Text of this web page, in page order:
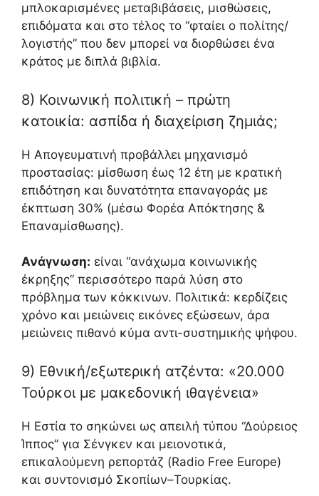
μπλοκαρισμένες μεταβιβάσεις, μισθώσεις,
επιδόματα και στο τέλος το “φταίει ο πολίτης/
λογιστής” που δεν μπορεί να διορθώσει ένα
κράτος με διπλά βιβλία.
8) Κοινωνική πολιτική – πρώτη
κατοικία: ασπίδα ή διαχείριση ζημιάς;
Η Απογευματινή προβάλλει μηχανισμό
προστασίας: μίσθωση έως 12 έτη με κρατική
επιδότηση και δυνατότητα επαναγοράς με
έκπτωση 30% (μέσω Φορέα Απόκτησης &
Επαναμίσθωσης).
Ανάγνωση: είναι “ανάχωμα κοινωνικής
έκρηξης” περισσότερο παρά λύση στο
πρόβλημα των κόκκινων. Πολιτικά: κερδίζεις
χρόνο και μειώνεις εικόνες εξώσεων, άρα
μειώνεις πιθανό κύμα αντι-συστημικής ψήφου.
9) Εθνική/εξωτερική ατζέντα: «20.000
Τούρκοι με μακεδονική ιθαγένεια»
Η Εστία το σηκώνει ως απειλή τύπου “Δούρειος
Ίππος” για Σένγκεν και μειονοτικά,
επικαλούμενη ρεπορτάζ (Radio Free Europe)
και συντονισμό Σκοπίων–Τουρκίας.